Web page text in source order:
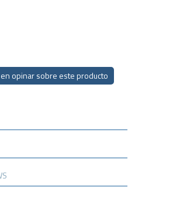
opinar sobre este producto